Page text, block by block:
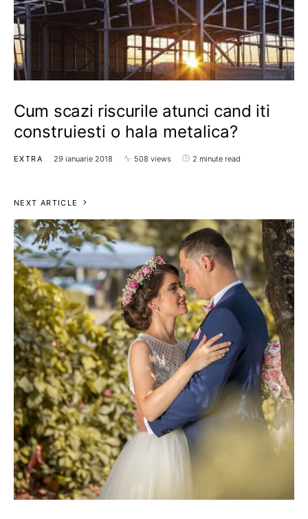
Cum scazi riscurile atunci cand iti
construiesti o hala metalica?
EXTRA 29 ianuarie 2018 508 views 2 minute read
NEXT ARTICLE